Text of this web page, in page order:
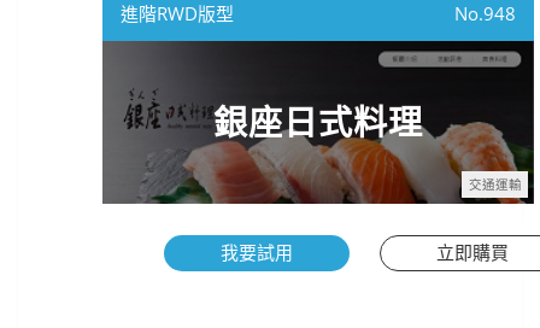
進階RWD版型 948
銀座日式料理
交通運輸
我要試用 立即購買